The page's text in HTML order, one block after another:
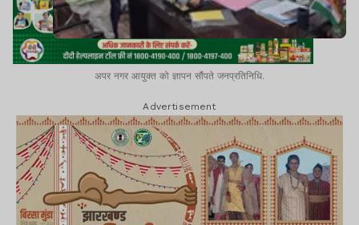
अपर नगर आयुक्त को ज्ञापन सौंपते जनप्रतिनिधि.
Advertisement